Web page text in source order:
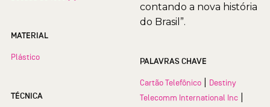
MATERIAL
Plástico
TÉCNICA
contando a nova história
do Brasil”.
PALAVRAS CHAVE
Cartão Telefônico
Destiny
Telecomm International Inc